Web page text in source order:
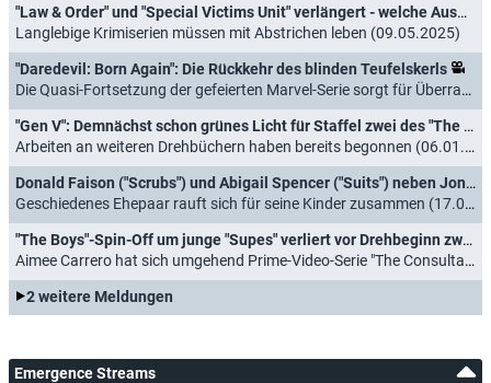
"Law & Order" und "Special Victims Unit" verlängert - welche Auswirkungen haben Sparzwänge?
Langlebige Krimiserien müssen mit Abstrichen leben (09.05.2025)
"Daredevil: Born Again": Die Rückkehr des blinden Teufelskerls
Die Quasi-Fortsetzung der gefeierten Marvel-Serie sorgt für Überraschungen - und gewinnt (05.03.2025)
"Gen V": Demnächst schon grünes Licht für Staffel zwei des "The Boys"-Spin-Offs?
Arbeiten an weiteren Drehbüchern haben bereits begonnen (06.01.2023)
Donald Faison ("Scrubs") und Abigail Spencer ("Suits") neben Jon Cryer in NBC-Sitcom
Geschiedenes Ehepaar rauft sich für seine Kinder zusammen (17.06.2022)
"The Boys"-Spin-Off um junge "Supes" verliert vor Drehbeginn zwei Darsteller
Aimee Carrero hat sich umgehend Prime-Video-Serie "The Consultant" angeschlossen (11.03.2022)
2 weitere Meldungen
Emergence Streams